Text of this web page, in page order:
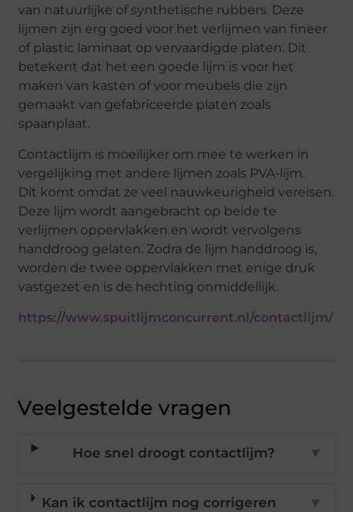
van natuurlijke of synthetische rubbers. Deze
lijmen zijn erg goed voor het verlijmen van fineer
of plastic laminaat op vervaardigde platen. Dit
betekent dat het een goede lijm is voor het
maken van kasten of voor meubels die zijn
gemaakt van gefabriceerde platen zoals
spaanplaat.
Contactlijm is moeilijker om mee te werken in
vergelijking met andere lijmen zoals PVA-lijm.
Dit komt omdat ze veel nauwkeurigheid vereisen.
Deze lijm wordt aangebracht op beide te
verlijmen oppervlakken en wordt vervolgens
handdroog gelaten. Zodra de lijm handdroog is,
worden de twee oppervlakken met enige druk
vastgezet en is de hechting onmiddellijk.
https://www.spuitlijmconcurrent.nl/contactlijm/
Veelgestelde vragen
Hoe snel droogt contactlijm? ▼
Kan ik contactlijm nog corrigeren
▼